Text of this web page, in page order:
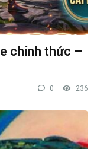
chính thức –
0 236